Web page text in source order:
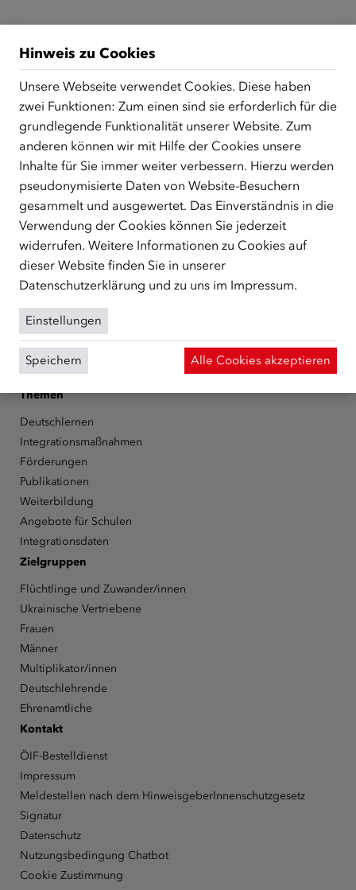
ÜBER UNS
Der Österreichische Integrationsfonds (ÖIF) ist ein Fonds der
Republik Österreich, der Flüchtlinge, subsidiär
Schutzberechtigte, Vertriebene sowie Zuwander/innen als
zentrale Anlaufstelle bei der Integration in Österreich
unterstützt. mehr
FacebookYouTubeInstagramLinkedIn
Über den ÖIF
Der Österreichische Integrationsfonds (ÖIF)
Organigramm
Presse
Informationen erhalten
Karriere
ÖIF-Bestelldienst
Themen
Deutschlernen
Integrationsmaßnahmen
Förderungen
Publikationen
Weiterbildung
Angebote für Schulen
Integrationsdaten
Zielgruppen
Flüchtlinge und Zuwander/innen
Ukrainische Vertriebene
Frauen
Männer
Multiplikator/innen
Deutschlehrende
Ehrenamtliche
Kontakt
ÖIF-Bestelldienst
Impressum
Meldestellen nach dem HinweisgeberInnenschutzgesetz
Signatur
Datenschutz
Nutzungsbedingung Chatbot
Cookie Zustimmung
Hinweis zu Cookies
Unsere Webseite verwendet Cookies. Diese haben
zwei Funktionen: Zum einen sind sie erforderlich für die
grundlegende Funktionalität unserer Website. Zum
anderen können wir mit Hilfe der Cookies unsere
Inhalte für Sie immer weiter verbessern. Hierzu werden
pseudonymisierte Daten von Website-Besuchern
gesammelt und ausgewertet. Das Einverständnis in die
Verwendung der Cookies können Sie jederzeit
widerrufen. Weitere Informationen zu Cookies auf
dieser Website finden Sie in unserer
Datenschutzerklärung und zu uns im Impressum.
Einstellungen
Speichern Alle Cookies akzeptieren